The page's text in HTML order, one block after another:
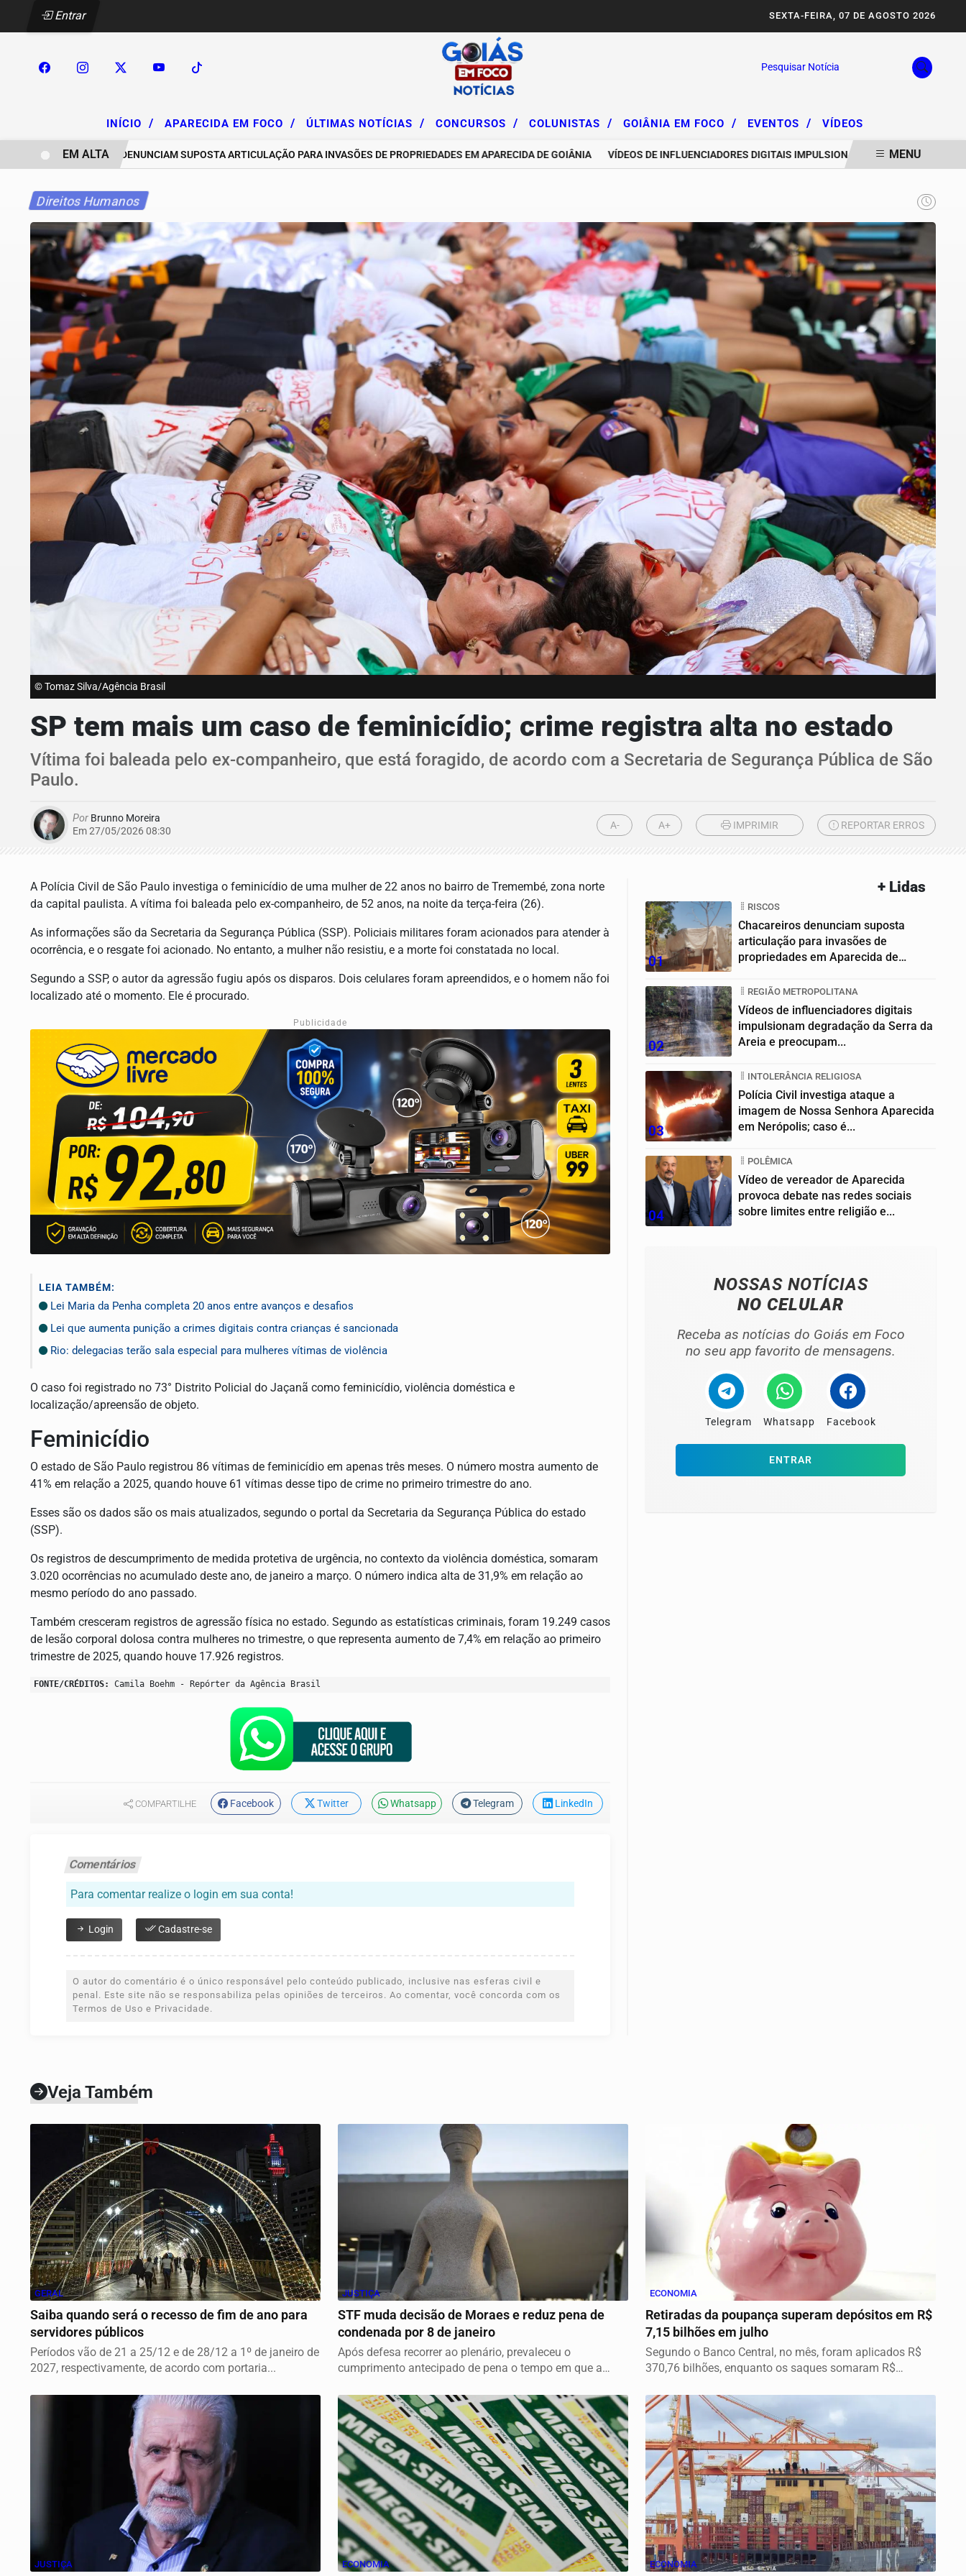
Entrar SEXTA-FEIRA, 07 DE AGOSTO 2026
Pesquisar Notícia
INÍCIO / APARECIDA EM FOCO / ÚLTIMAS NOTÍCIAS / CONCURSOS / COLUNISTAS / GOIÂNIA EM FOCO / EVENTOS / VÍDEOS
CHACAREIROS DENUNCIAM SUPOSTA ARTICULAÇÃO PARA INVASÕES DE PROPRIEDADES EM APARECIDA DE GOIÂNIA VÍDEOS DE INFLUENCIADORES DIGITAIS IMPULSIONAM DEGRADAÇÃO DA SERRA
EM ALTA MENU
Direitos Humanos
© Tomaz Silva/Agência Brasil
SP tem mais um caso de feminicídio; crime registra alta no estado
Vítima foi baleada pelo ex-companheiro, que está foragido, de acordo com a Secretaria de Segurança Pública de São
Paulo.
Por Brunno Moreira
Em 27/05/2026 08:30
A- A+ IMPRIMIR REPORTAR ERROS
A Polícia Civil de São Paulo investiga o feminicídio de uma mulher de 22 anos no bairro de Tremembé, zona norte
da capital paulista. A vítima foi baleada pelo ex-companheiro, de 52 anos, na noite da terça-feira (26).
As informações são da Secretaria da Segurança Pública (SSP). Policiais militares foram acionados para atender à
ocorrência, e o resgate foi acionado. No entanto, a mulher não resistiu, e a morte foi constatada no local.
Segundo a SSP, o autor da agressão fugiu após os disparos. Dois celulares foram apreendidos, e o homem não foi
localizado até o momento. Ele é procurado.
Publicidade
LEIA TAMBÉM:
Lei Maria da Penha completa 20 anos entre avanços e desafios
Lei que aumenta punição a crimes digitais contra crianças é sancionada
Rio: delegacias terão sala especial para mulheres vítimas de violência
O caso foi registrado no 73° Distrito Policial do Jaçanã como feminicídio, violência doméstica e
localização/apreensão de objeto.
Feminicídio
O estado de São Paulo registrou 86 vítimas de feminicídio em apenas três meses. O número mostra aumento de
41% em relação a 2025, quando houve 61 vítimas desse tipo de crime no primeiro trimestre do ano.
Esses são os dados são os mais atualizados, segundo o portal da Secretaria da Segurança Pública do estado
(SSP).
Os registros de descumprimento de medida protetiva de urgência, no contexto da violência doméstica, somaram
3.020 ocorrências no acumulado deste ano, de janeiro a março. O número indica alta de 31,9% em relação ao
mesmo período do ano passado.
Também cresceram registros de agressão física no estado. Segundo as estatísticas criminais, foram 19.249 casos
de lesão corporal dolosa contra mulheres no trimestre, o que representa aumento de 7,4% em relação ao primeiro
trimestre de 2025, quando houve 17.926 registros.
FONTE/CRÉDITOS: Camila Boehm - Repórter da Agência Brasil
COMPARTILHE Facebook Twitter Whatsapp Telegram LinkedIn
Comentários
Para comentar realize o login em sua conta!
Login Cadastre-se
O autor do comentário é o único responsável pelo conteúdo publicado, inclusive nas esferas civil e
penal. Este site não se responsabiliza pelas opiniões de terceiros. Ao comentar, você concorda com os
Termos de Uso e Privacidade.
+ Lidas
01
RISCOS
Chacareiros denunciam suposta
articulação para invasões de
propriedades em Aparecida de
02
REGIÃO METROPOLITANA
Vídeos de influenciadores digitais
impulsionam degradação da Serra da
Areia e preocupam...
03
INTOLERÂNCIA RELIGIOSA
Polícia Civil investiga ataque a
imagem de Nossa Senhora Aparecida
em Nerópolis; caso é...
04
POLÊMICA
Vídeo de vereador de Aparecida
provoca debate nas redes sociais
sobre limites entre religião e...
NOSSAS NOTÍCIAS
NO CELULAR
Receba as notícias do Goiás em Foco
no seu app favorito de mensagens.
Telegram Whatsapp Facebook
ENTRAR
Veja Também
GERAL
Saiba quando será o recesso de fim de ano para
servidores públicos
Períodos vão de 21 a 25/12 e de 28/12 a 1º de janeiro de
2027, respectivamente, de acordo com portaria...
JUSTIÇA
STF muda decisão de Moraes e reduz pena de
condenada por 8 de janeiro
Após defesa recorrer ao plenário, prevaleceu o
cumprimento antecipado de pena o tempo em que a
ECONOMIA
Retiradas da poupança superam depósitos em R$
7,15 bilhões em julho
Segundo o Banco Central, no mês, foram aplicados R$
370,76 bilhões, enquanto os saques somaram R$
JUSTIÇA ECONOMIA ECONOMIA